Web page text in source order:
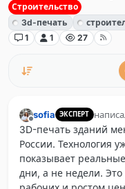
Строительство
3d-печать
1
1 27
Не в сети
sofia ЭКСПЕРТ
3D-печать зданий
России. Технология
показывает
дни, а не недели.